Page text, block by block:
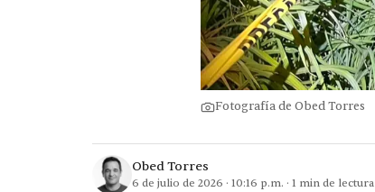
Fotografía de Obed Torres
Obed Torres
6 de julio de 2026 · 10:16 p.m. · 1 min de lectura